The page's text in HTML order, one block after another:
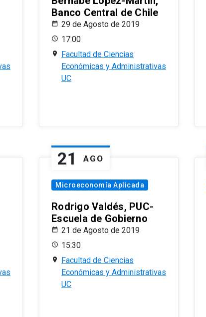
Banco Central de Chile
29 de Agosto de 2019
17:00
Facultad de Ciencias
Económicas y Administrativas
UC
21 AGO
Microeconomía Aplicada
Rodrigo Valdés, PUC-
Escuela de Gobierno
21 de Agosto de 2019
15:30
Facultad de Ciencias
Económicas y Administrativas
UC